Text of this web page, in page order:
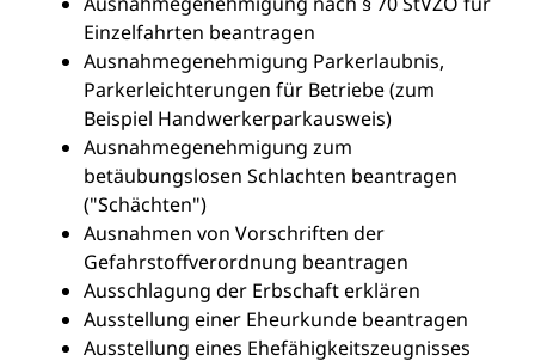
Einzelfahrten beantragen
Ausnahmegenehmigung Parkerlaubnis,
Parkerleichterungen für Betriebe (zum
Beispiel Handwerkerparkausweis)
Ausnahmegenehmigung zum
betäubungslosen Schlachten beantragen
("Schächten")
Ausnahmen von Vorschriften der
Gefahrstoffverordnung beantragen
Ausschlagung der Erbschaft erklären
Ausstellung einer Eheurkunde beantragen
Ausstellung eines Ehefähigkeitszeugnisses